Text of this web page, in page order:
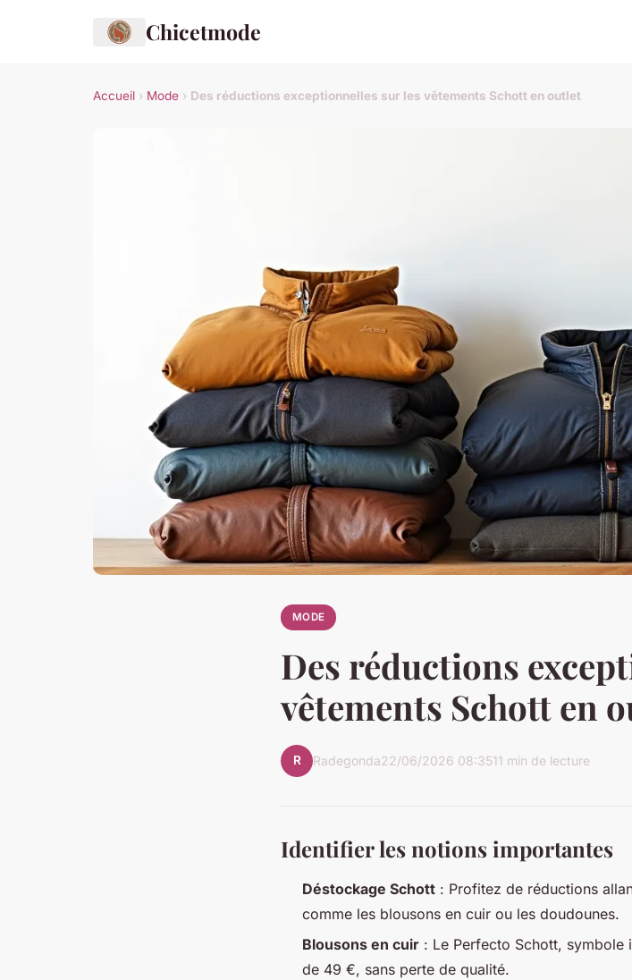
Chicetmode
Accueil › Mode › Des réductions exceptionnelles sur les vêtements Schott en outlet
MODE
Des réductions
vêtements Schott en
R Radegonda22/06/2026 08:3511 min de lecture
Identifier les notions importantes
Déstockage Schott : Profitez de réductions
comme les blousons en cuir ou les doudounes.
Blousons en cuir : Le Perfecto Schott, symbole
de 49 €, sans perte de qualité.